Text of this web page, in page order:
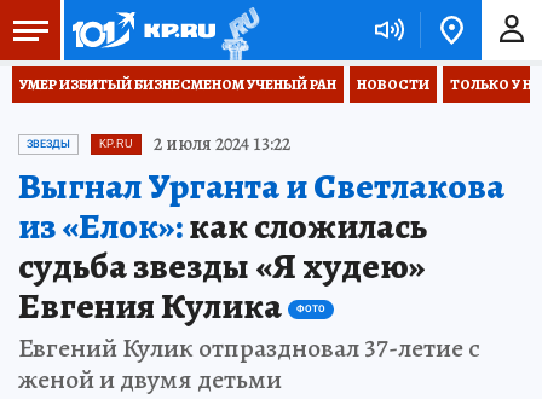
УМЕР ИЗБИТЫЙ БИЗНЕСМЕНОМ УЧЕНЫЙ РАН НОВОСТИ ТОЛЬКО У
ЗВЕЗДЫ KP.RU 2 июля 2024 13:22
Выгнал Урганта и Светлакова
из «Елок»:как сложилась
судьба звезды «Я худею»
Евгения Кулика
ФОТО
Евгений Кулик отпраздновал 37-летие с
женой и двумя детьми